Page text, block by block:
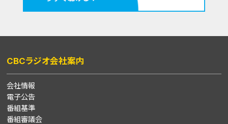
CBCラジオ会社案内
会社情報
電子公告
番組基準
番組審議会